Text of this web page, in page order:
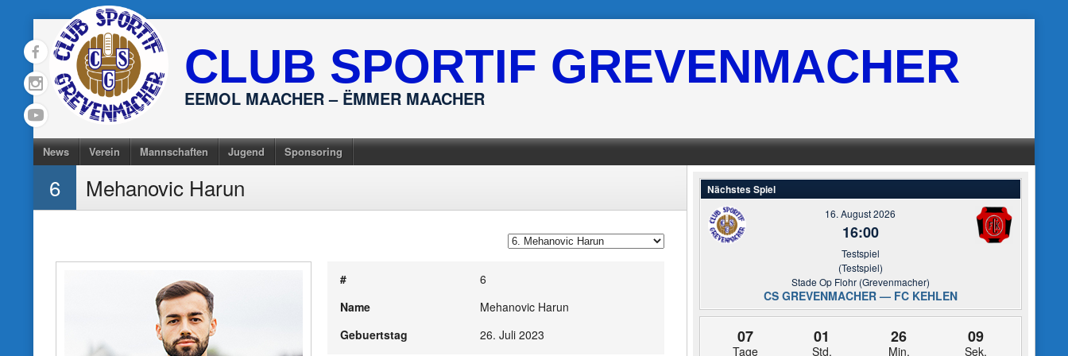
to
content
CLUB SPORTIF GREVENMACHER
EEMOL MAACHER – ËMMER MAACHER
News Verein Mannschaften Jugend Sponsoring
6 Mehanovic Harun
#
6
Name
Mehanovic Harun
Gebuertstag
26. Juli 2023
Nächstes Spiel
16. August 2026
16:00
Testspiel
(Testspiel)
Stade Op Flohr (Grevenmacher)
CS GREVENMACHER — FC KEHLEN
07
Tage
01
Std.
26
Min.
09
Sek.